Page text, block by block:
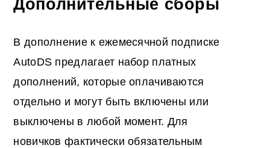
Дополнительные сборы
В дополнение к ежемесячной подписке
AutoDS предлагает набор платных
дополнений, которые оплачиваются
отдельно и могут быть включены или
выключены в любой момент. Для
новичков фактически обязательным